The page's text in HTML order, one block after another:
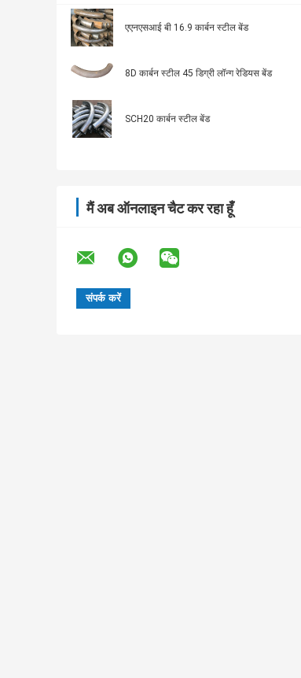
एएनएसआई बी 16.9 कार्बन स्टील बेंड
8D कार्बन स्टील 45 डिग्री लॉन्ग रेडियस बेंड
SCH20 कार्बन स्टील बेंड
मैं अब ऑनलाइन चैट कर रहा हूँ